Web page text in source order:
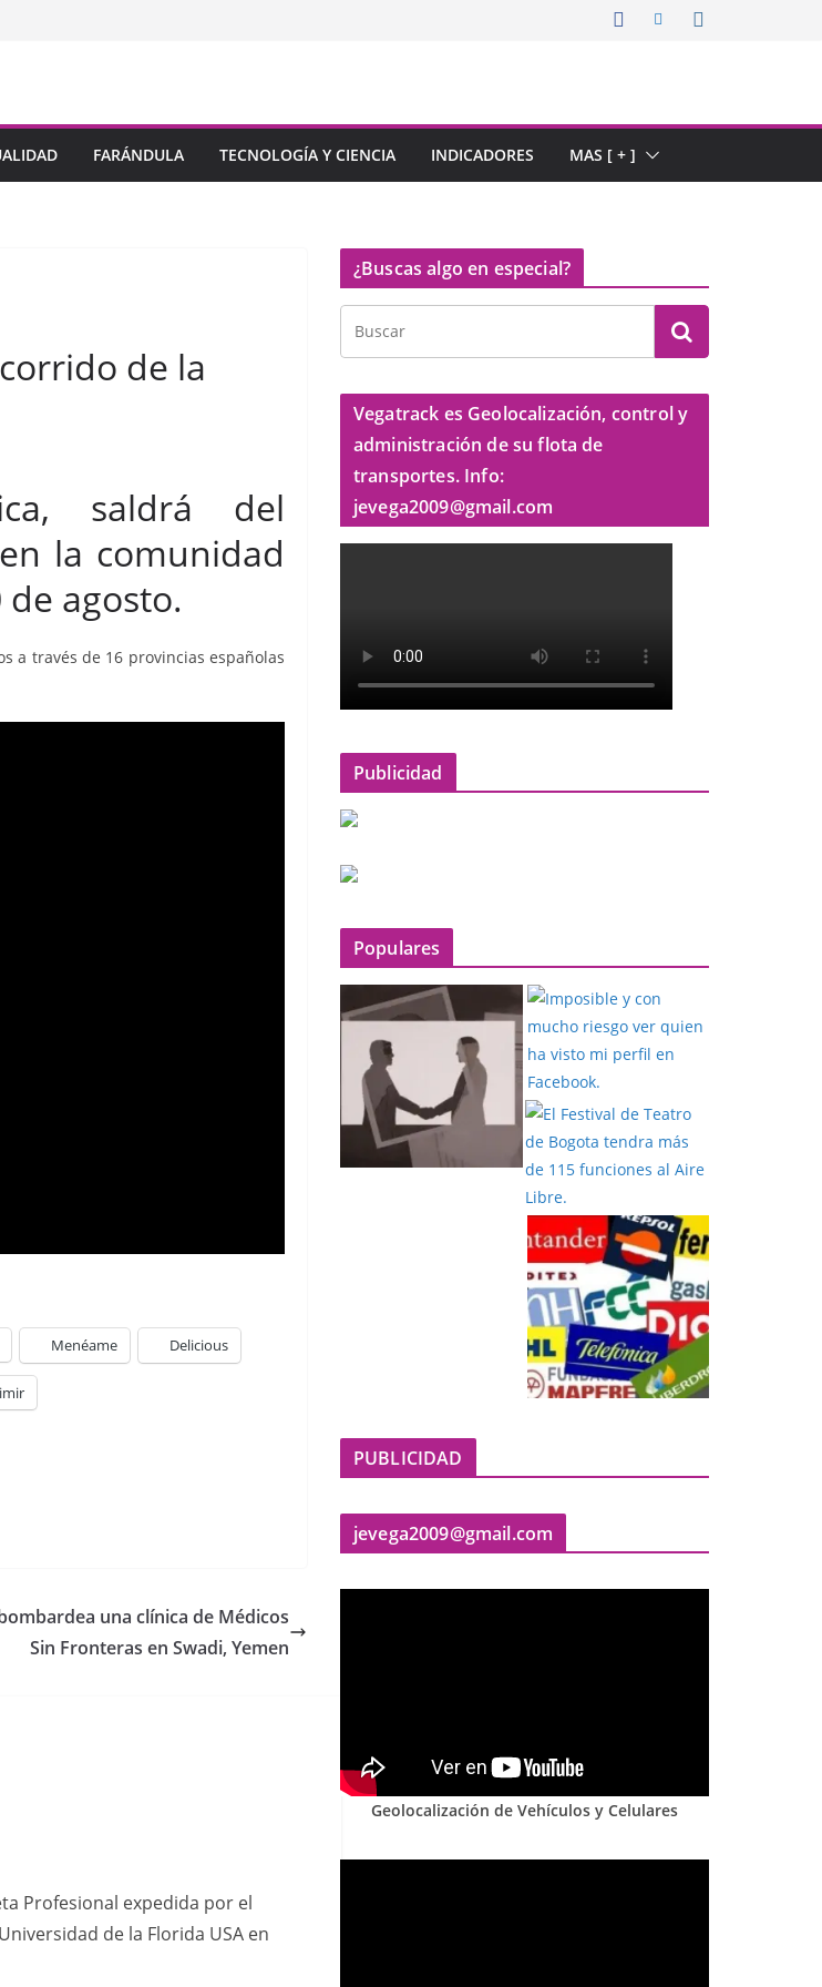
FARÁNDULA TECNOLOGÍA Y CIENCIA INDICADORES MAS [ + ]
de la
saldrá del
la comunidad
agosto.
a través de 16 provincias españolas
Menéame Delicious
una clínica de Médicos
Sin Fronteras en Swadi, Yemen
Profesional expedida por el
de la Florida USA en
¿Buscas algo en especial?
Vegatrack es Geolocalización, control y
administración de su flota de
transportes. Info:
jevega2009@gmail.com
Publicidad
Populares
PUBLICIDAD
jevega2009@gmail.com
Geolocalización de Vehículos y Celulares